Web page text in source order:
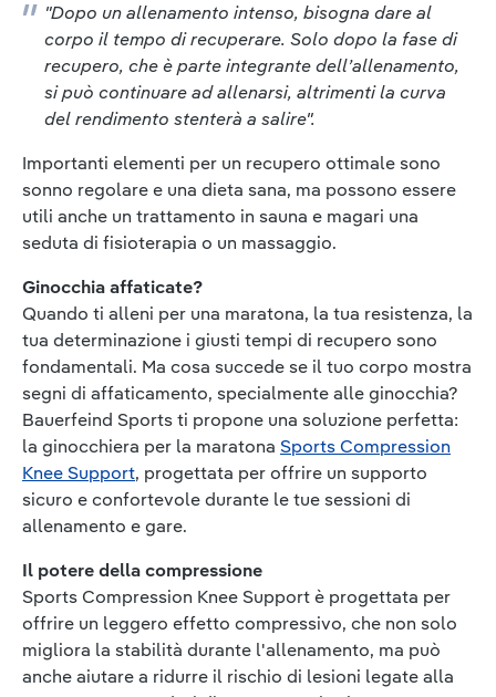
"Dopo un allenamento intenso, bisogna dare al
corpo il tempo di recuperare. Solo dopo la fase di
recupero, che è parte integrante dell’allenamento,
si può continuare ad allenarsi, altrimenti la curva
del rendimento stenterà a salire".
Importanti elementi per un recupero ottimale sono
sonno regolare e una dieta sana, ma possono essere
utili anche un trattamento in sauna e magari una
seduta di fisioterapia o un massaggio.
Ginocchia affaticate?
Quando ti alleni per una maratona, la tua resistenza, la
tua determinazione i giusti tempi di recupero sono
fondamentali. Ma cosa succede se il tuo corpo mostra
segni di affaticamento, specialmente alle ginocchia?
Bauerfeind Sports ti propone una soluzione perfetta:
la ginocchiera per la maratona Sports Compression
Knee Support, progettata per offrire un supporto
sicuro e confortevole durante le tue sessioni di
allenamento e gare.
Il potere della compressione
Sports Compression Knee Support è progettata per
offrire un leggero effetto compressivo, che non solo
migliora la stabilità durante l'allenamento, ma può
anche aiutare a ridurre il rischio di lesioni legate alla